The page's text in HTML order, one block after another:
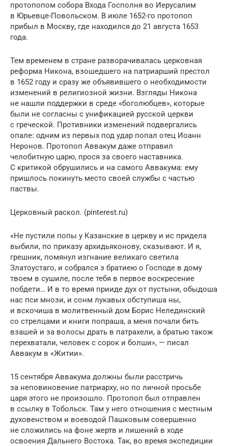
протопопом собора Входа Госполня во Иерусалим
в Юрьевце-Повольском. В июле 1652-го протопоп
прибыл в Москву, где находился до 21 августа 1653
года.
Тем временем в стране разворачивалась церковная
реформа Никона, взошедшего на патриарший престол
в 1652 году и сразу же объявившего о необходимости
изменений в религиозной жизни. Взгляды Никона
не нашли поддержки в среде «боголюбцев», которые
были не согласны с унификацией русской церкви
с греческой. Противники изменений подвергались
опале: одним из первых под удар попал отец Иоанн
Неронов. Протопоп Аввакум даже отправил
челобитную царю, прося за своего наставника.
С критикой обрушились и на самого Аввакума: ему
пришлось покинуть место своей службы с частью
паствы.
Церковный раскол. (pinterest.ru)
«Не пустили попы у Казанские в церкву и ис придела
выбили, по приказу архидьяконову, сказывают. И я,
грешник, помянул изгнание великаго светила
Златоустаго, и собрался з братиею о Господе в дому
твоем в сушиле, после тебя в первое воскресение
побдети… И в то время прииде дух от пустыни, обыдоша
нас пси мнози, и сонм лукавых обступиша ны,
и вскочиша в молитвенный дом Борис Нелединский
со стрелцами и книги попраша, а меня почали бить
взашей и за волосы драть в патрахели, а братью також
перехватали, человек с сорок и болши», — писал
Аввакум в «Житии».
15 сентября Аввакума должны были расстричь
за неповиновение патриарху, но по личной просьбе
царя этого не произошло. Протопоп был отправлен
в ссылку в Тобольск. Там у него отношения с местным
духовенством и воеводой Пашковым совершенно
не сложились на фоне жертв и лишений в ходе
освоения Дальнего Востока. Так, во время экспедиции